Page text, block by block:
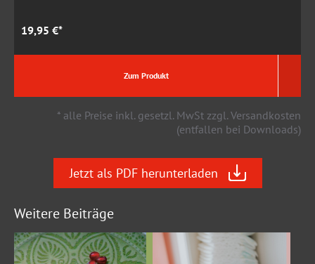
19,95 €*
Zum Produkt
* alle Preise inkl. gesetzl. MwSt zzgl. Versandkosten
(entfallen bei Downloads)
Jetzt als PDF herunterladen
Weitere Beiträge